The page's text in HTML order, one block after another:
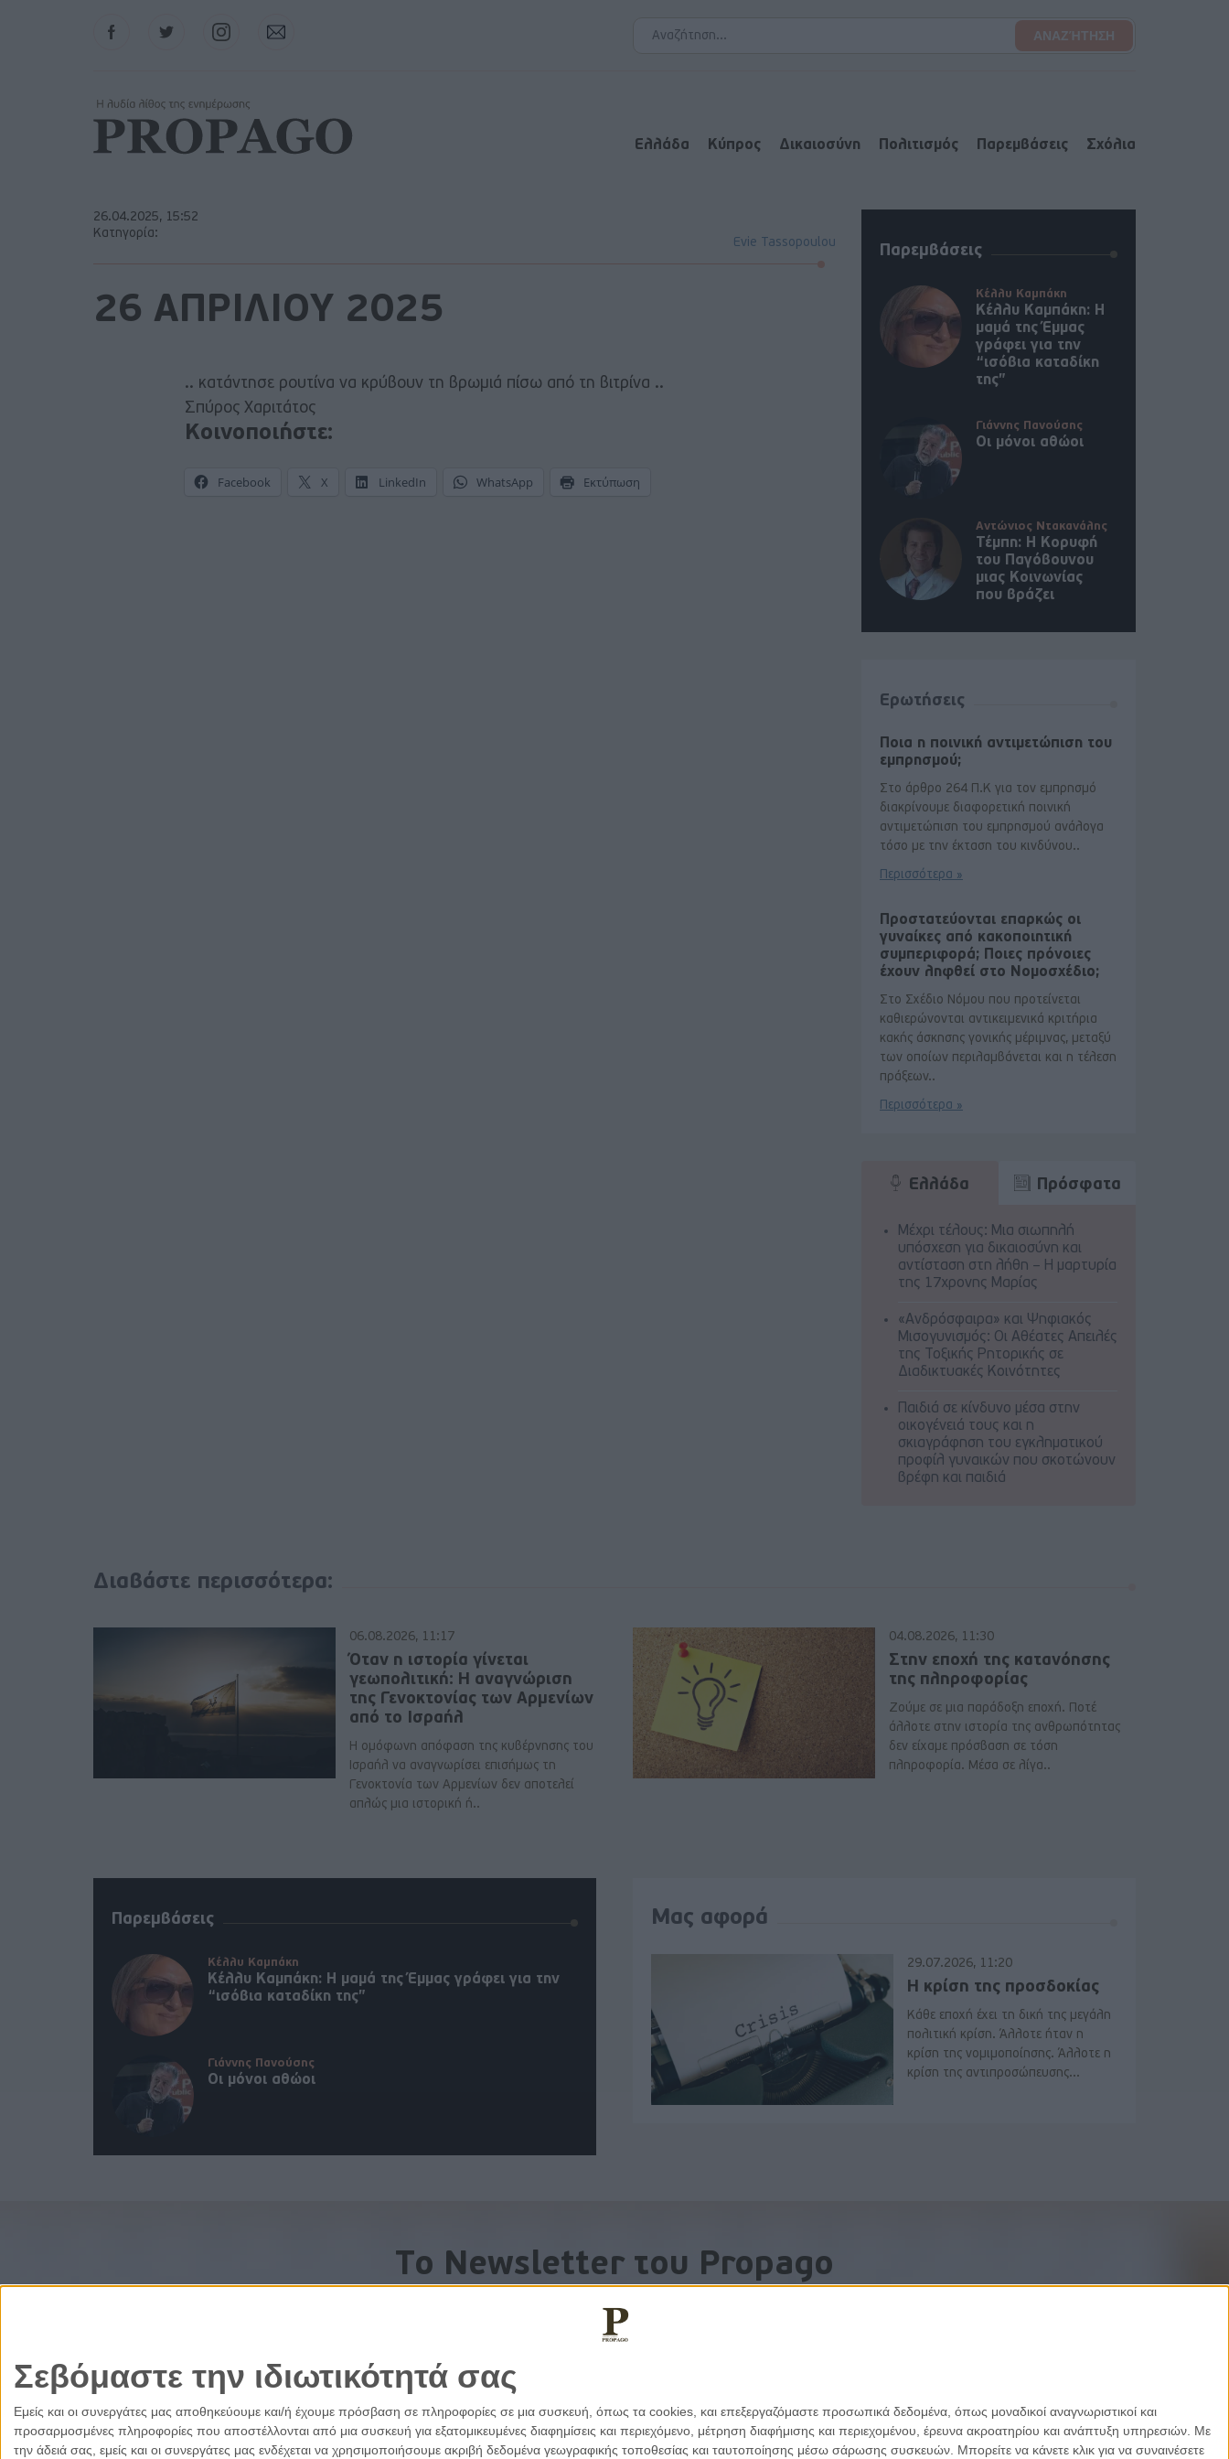
Σεβόμαστε την ιδιωτικότητά σας
Εμείς και οι συνεργάτες μας αποθηκεύουμε και/ή έχουμε πρόσβαση σε πληροφορίες σε μια συσκευή, όπως τα cookies, και επεξεργαζόμαστε προσωπικά δεδομένα, όπως μοναδικοί αναγνωριστικοί και
προσαρμοσμένες πληροφορίες που αποστέλλονται από μια συσκευή για εξατομικευμένες διαφημίσεις και περιεχόμενο, μέτρηση διαφήμισης και περιεχομένου, έρευνα ακροατηρίου και ανάπτυξη υπηρεσιών. Με
την άδειά σας, εμείς και οι συνεργάτες μας ενδέχεται να χρησιμοποιήσουμε ακριβή δεδομένα γεωγραφικής τοποθεσίας και ταυτοποίησης μέσω σάρωσης συσκευών. Μπορείτε να κάνετε κλικ για να συναινέσετε
FacebookTwitter InstagramContact
Ελλάδα Κύπρος Δικαιοσύνη Πολιτισμός Παρεμβάσεις Σχόλια
26.04.2025, 15:52
Κατηγορία:
Evie Tassopoulou
26 ΑΠΡΙΛΙΟΥ 2025
.. κατάντησε ρουτίνα να κρύβουν τη βρωμιά πίσω από τη βιτρίνα ..
Σπύρος Χαριτάτος
Κοινοποιήστε:
Facebook X LinkedIn WhatsApp Εκτύπωση
Παρεμβάσεις
Κέλλυ Καμπάκη
Κέλλυ Καμπάκη: Η
μαμά της Έμμας
γράφει για την
“ισόβια καταδίκη
της”
Γιάννης Πανούσης
Οι μόνοι αθώοι
Αντώνιος Ντακανάλης
Τέμπη: Η Κορυφή
του Παγόβουνου
μιας Κοινωνίας
που βράζει
Ερωτήσεις
Ποια η ποινική αντιμετώπιση του
εμπρησμού;
Στο άρθρο 264 Π.Κ για τον εμπρησμό
διακρίνουμε διαφορετική ποινική
αντιμετώπιση του εμπρησμού ανάλογα
τόσο με την έκταση του κινδύνου..
Περισσότερα »
Προστατεύονται επαρκώς οι
γυναίκες από κακοποιητική
συμπεριφορά; Ποιες πρόνοιες
έχουν ληφθεί στο Νομοσχέδιο;
Στο Σχέδιο Νόμου που προτείνεται
καθιερώνονται αντικειμενικά κριτήρια
κακής άσκησης γονικής μέριμνας, μεταξύ
των οποίων περιλαμβάνεται και η τέλεση
πράξεων..
Περισσότερα »
Ελλάδα Πρόσφατα
Μέχρι τέλους: Μια σιωπηλή
υπόσχεση για δικαιοσύνη και
αντίσταση στη λήθη – Η μαρτυρία
της 17χρονης Μαρίας
«Ανδρόσφαιρα» και Ψηφιακός
Μισογυνισμός: Οι Αθέατες Απειλές
της Τοξικής Ρητορικής σε
Διαδικτυακές Κοινότητες
Παιδιά σε κίνδυνο μέσα στην
οικογένειά τους και η
σκιαγράφηση του εγκληματικού
προφίλ γυναικών που σκοτώνουν
βρέφη και παιδιά
Διαβάστε περισσότερα:
06.08.2026, 11:17
Όταν η ιστορία γίνεται
γεωπολιτική: Η αναγνώριση
της Γενοκτονίας των Αρμενίων
από το Ισραήλ
Η ομόφωνη απόφαση της κυβέρνησης του
Ισραήλ να αναγνωρίσει επισήμως τη
Γενοκτονία των Αρμενίων δεν αποτελεί
απλώς μια ιστορική ή..
04.08.2026, 11:30
Στην εποχή της κατανόησης
της πληροφορίας
Ζούμε σε μια παράδοξη εποχή. Ποτέ
άλλοτε στην ιστορία της ανθρωπότητας
δεν είχαμε πρόσβαση σε τόση
πληροφορία. Μέσα σε λίγα..
Παρεμβάσεις
Κέλλυ Καμπάκη
Κέλλυ Καμπάκη: Η μαμά της Έμμας γράφει για την
“ισόβια καταδίκη της”
Γιάννης Πανούσης
Οι μόνοι αθώοι
Μας αφορά
29.07.2026, 11:20
Η κρίση της προσδοκίας
Κάθε εποχή έχει τη δική της μεγάλη
πολιτική κρίση. Άλλοτε ήταν η
κρίση της νομιμοποίησης. Άλλοτε η
κρίση της αντιπροσώπευσης...
To Newsletter του Propago
Λάβετε την ανάλυση της ημέρας στο email σας